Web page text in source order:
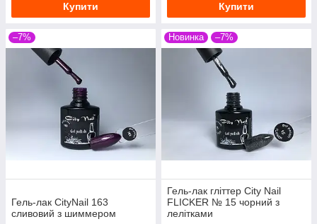
Купити Купити
–7%
Гель-лак CityNail 163
сливовий з шиммером
Новинка –7%
Гель-лак гліттер City Nail
FLICKER № 15 чорний з
лелітками